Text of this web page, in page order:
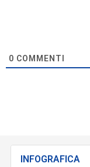
0 COMMENTI
INFOGRAFICA